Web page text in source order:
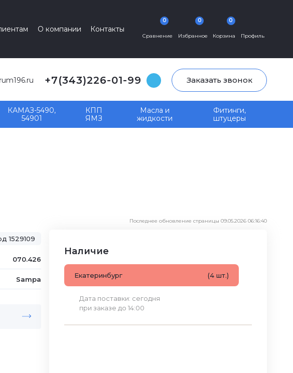
О компании Контакты
Сравнение
0
Избранное
0
Корзина
0
Профиль
+7(343)226-01-99 Заказать звонок
КАМАЗ-5490,
54901
КПП
ЯМЗ
Масла и
жидкости
Фитинги,
штуцеры
Последнее обновление страницы 09.05.2026 06:16:40
1529109
070.426
Sampa
Наличие
Екатеринбург (4 шт.)
Дата поставки: сегодня
при заказе до 14:00